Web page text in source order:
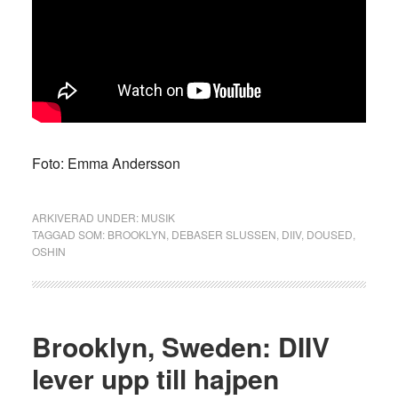
Foto: Emma Andersson
ARKIVERAD UNDER: MUSIK
TAGGAD SOM: BROOKLYN DEBASER SLUSSEN DIIV, DOUSED
OSHIN
Brooklyn, Sweden: DIIV
lever upp till hajpen